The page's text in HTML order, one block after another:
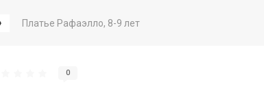
Платье Рафаэлло, 8-9 лет
0